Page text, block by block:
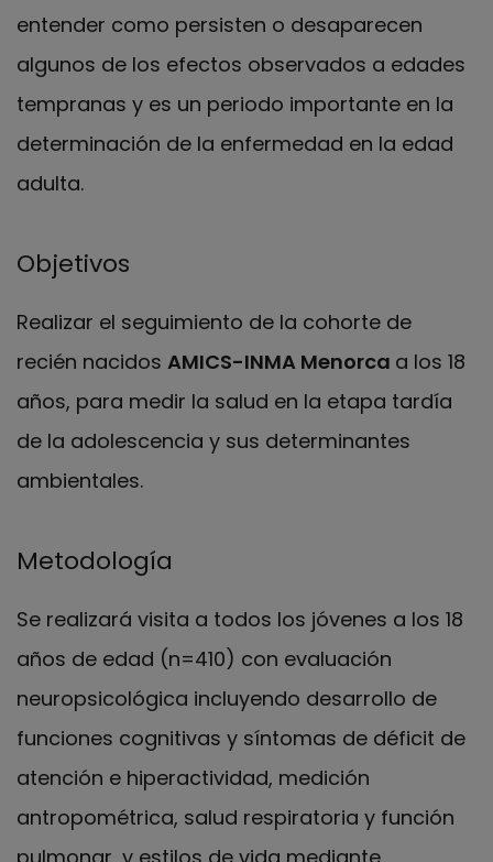
entender como persisten o desaparecen
algunos de los efectos observados a edades
tempranas y es un periodo importante en la
determinación de la enfermedad en la edad
adulta.
Objetivos
Realizar el seguimiento de la cohorte de
recién nacidos AMICS-INMA Menorca a los 18
años, para medir la salud en la etapa tardía
de la adolescencia y sus determinantes
ambientales.
Metodología
Se realizará visita a todos los jóvenes a los 18
años de edad (n=410) con evaluación
neuropsicológica incluyendo desarrollo de
funciones cognitivas y síntomas de déficit de
atención e hiperactividad, medición
antropométrica, salud respiratoria y función